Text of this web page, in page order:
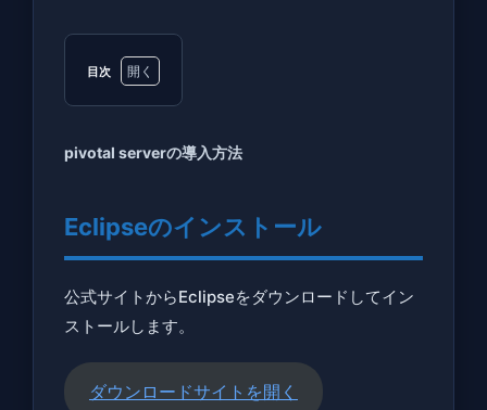
目次
server
1.1
ストー
ル
pivotal serverの導入方法
Eclipseのインストール
公式サイトからEclipseをダウンロードしてイン
ストールします。
ダウンロードサイトを開く